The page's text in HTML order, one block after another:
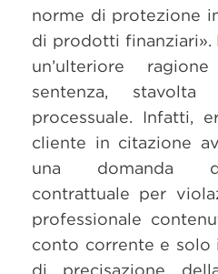
norme di protezione
di prodotti finanziari».
un’ulteriore
sentenza,
processuale. Infatti,
cliente in citazione
una domanda
contrattuale per
professionale
conto corrente e solo
di precisazione